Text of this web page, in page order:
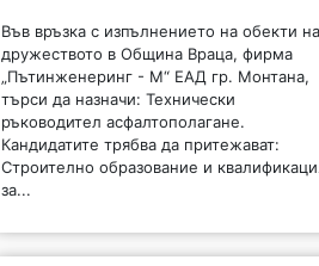
Във връзка с изпълнението на обекти
дружеството в Община Враца, фирма
„Пътинженеринг - М“ ЕАД гр. Монтана,
търси да назначи: Технически
ръководител асфалтополагане.
Кандидатите трябва да притежават:
Строително образование и
за...